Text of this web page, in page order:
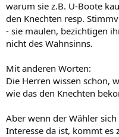
warum sie z.B. U-Boote
den Knechten resp.
- sie maulen, bezichtigen
nicht des Wahnsinns.
Mit anderen Worten:
Die Herren wissen schon,
wie das den Knechten
Aber wenn der Wähler
Interesse da ist, kommt es